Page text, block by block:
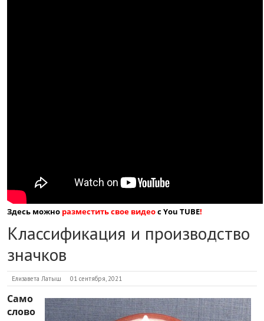
Здесь можно разместить свое видеос You TUBE!
Классификация и производство
значков
Елизавета Латыш 01 сентября, 2021
Само
слово